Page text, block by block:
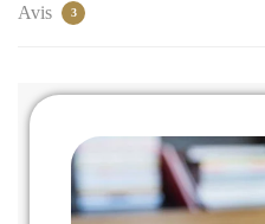
Avis 3